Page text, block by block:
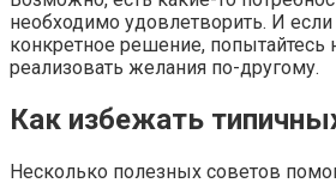
необходимо удовлетворить. И если
конкретное решение, попытайтесь
реализовать желания по-другому.
Как избежать
Несколько полезных советов